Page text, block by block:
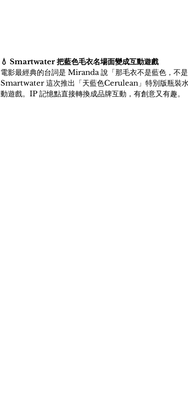
💧 Smartwater 把藍色毛衣名場面變成互動遊戲
電影最經典的台詞是 Miranda 說「那毛衣不是藍色，不
Smartwater 這次推出「天藍色Cerulean」特別版瓶裝
動遊戲。IP 記憶點直接轉換成品牌互動，有創意又有趣。